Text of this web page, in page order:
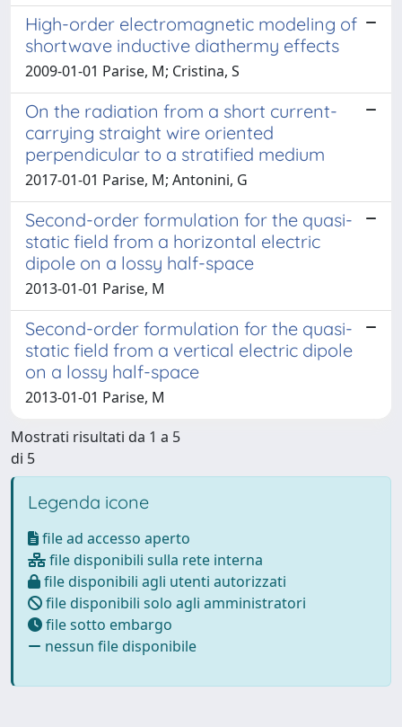
High-order electromagnetic modeling of
shortwave inductive diathermy effects
2009-01-01 Parise, M; Cristina, S
On the radiation from a short current-
carrying straight wire oriented
perpendicular to a stratified medium
2017-01-01 Parise, M; Antonini, G
Second-order formulation for the quasi-
static field from a horizontal electric
dipole on a lossy half-space
2013-01-01 Parise, M
Second-order formulation for the quasi-
static field from a vertical electric dipole
on a lossy half-space
2013-01-01 Parise, M
Mostrati risultati da 1 a 5
di 5
Legenda icone
file ad accesso aperto
file disponibili sulla rete interna
file disponibili agli utenti autorizzati
file disponibili solo agli amministratori
file sotto embargo
nessun file disponibile